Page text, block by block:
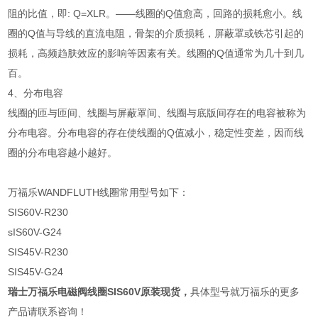
阻的比值，即: Q=XLR。――线圈的Q值愈高，回路的损耗愈小。线
圈的Q值与导线的直流电阻，骨架的介质损耗，屏蔽罩或铁芯引起的
损耗，高频趋肤效应的影响等因素有关。线圈的Q值通常为几十到几
百。
4、分布电容
线圈的匝与匝间、线圈与屏蔽罩间、线圈与底版间存在的电容被称为
分布电容。分布电容的存在使线圈的Q值减小，稳定性变差，因而线
圈的分布电容越小越好。
万福乐WANDFLUTH线圈常用型号如下：
SIS60V-R230
sIS60V-G24
SIS45V-R230
SIS45V-G24
瑞士万福乐电磁阀线圈SIS60V原装现货，具体型号就万福乐的更多
产品请联系咨询！